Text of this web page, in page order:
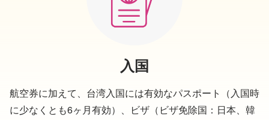
入国
航空券に加えて、台湾入国には有効なパスポート（入国時
に少なくとも6ヶ月有効）、ビザ（ビザ免除国：日本、韓